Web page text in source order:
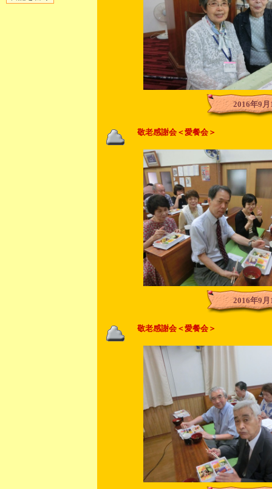
2016年9月
敬老感謝会＜愛餐会＞
2016年9月
敬老感謝会＜愛餐会＞